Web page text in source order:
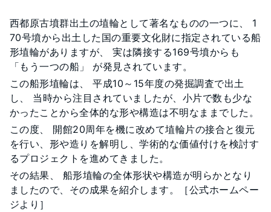
西都原古墳群出土の埴輪として著名なものの一つに、 1
70号墳から出土した国の重要文化財に指定されている船
形埴輪がありますが、 実は隣接する169号墳からも
「もう一つの船」 が発見されています。
この船形埴輪は、 平成10～15年度の発掘調査で出土
し、 当時から注目されていましたが、小片で数も少な
かったことから全体的な形や構造は不明なままでした。
この度、 開館20周年を機に改めて埴輪片の接合と復元
を行い、形や造りを解明し、学術的な価値付けを検討す
るプロジェクトを進めてきました。
その結果、 船形埴輪の全体形状や構造が明らかとなり
ましたので、その成果を紹介します。［公式ホームペー
ジより］